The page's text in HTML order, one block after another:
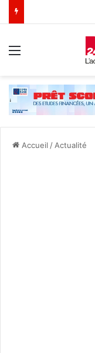
Accueil / Actualité